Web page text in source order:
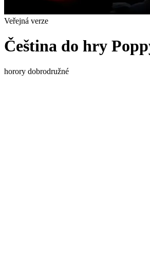
Veřejná verze
Čeština do hry
horory dobrodružné